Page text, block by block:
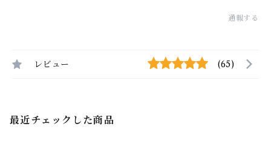
通報する
レビュー (65)
最近チェックした商品